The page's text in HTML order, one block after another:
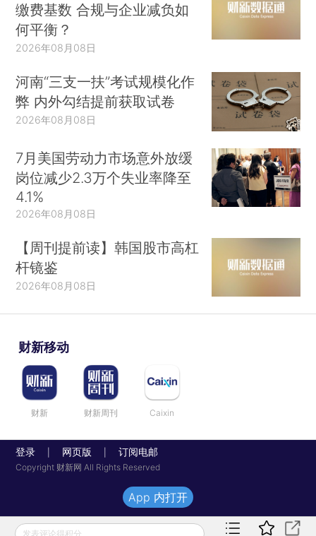
缴费基数 合规与企业减负如
何平衡？
2026年08月08日
河南“三支一扶”考试规模化作
弊 内外勾结提前获取试卷
2026年08月08日
7月美国劳动力市场意外放缓
岗位减少2.3万个失业率降至
4.1%
2026年08月08日
【周刊提前读】韩国股市高杠
杆镜鉴
2026年08月08日
财新移动
财新 财新周刊 Caixin
登录 网页版 订阅电邮
Copyright 财新网 All Rights Reserved
发表评论得积分
App 内打开